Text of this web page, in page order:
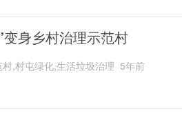
变身乡村治理示范村
,村屯绿化,生活垃圾治理 5年前